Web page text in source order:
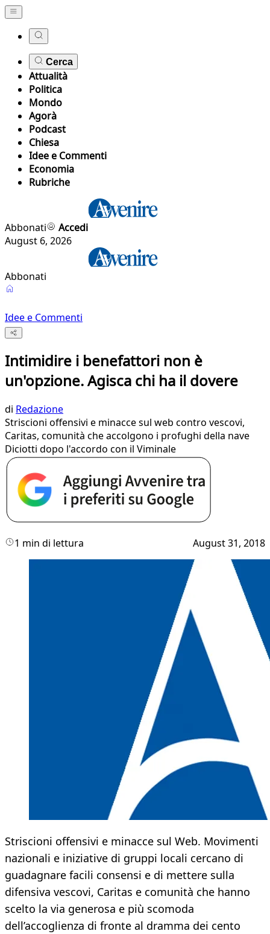
Cerca
Attualità
Politica
Mondo
Agorà
Podcast
Chiesa
Idee e Commenti
Economia
Rubriche
Abbonati
Accedi
August 6, 2026
Abbonati
Idee e Commenti
Intimidire i benefattori non è
un'opzione. Agisca chi ha il dovere
di Redazione
Striscioni offensivi e minacce sul web contro vescovi,
Caritas, comunità che accolgono i profughi della nave
Diciotti dopo l'accordo con il Viminale
1 min di lettura August 31, 2018
Striscioni offensivi e minacce sul Web. Movimenti
nazionali e iniziative di gruppi locali cercano di
guadagnare facili consensi e di mettere sulla
difensiva vescovi, Caritas e comunità che hanno
scelto la via generosa e più scomoda
dell’accoglienza di fronte al dramma dei cento